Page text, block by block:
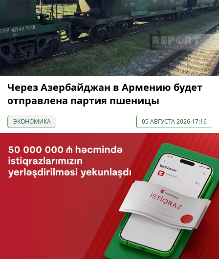
Через Азербайджан в Армению будет
отправлена партия пшеницы
ЭКОНОМИКА 05 АВГУСТА 2026 17:16